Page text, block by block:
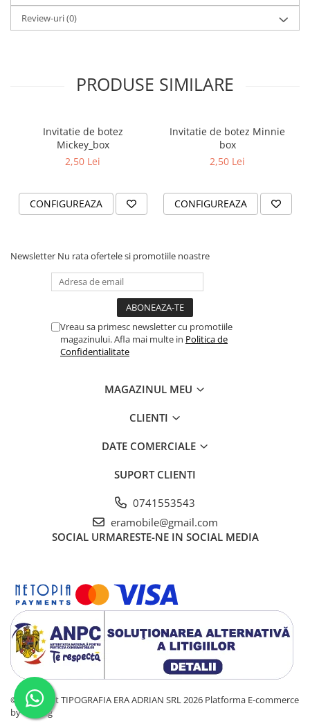
Review-uri(0)
PRODUSE SIMILARE
Invitatie de botez
Mickey_box
2,50 Lei
CONFIGUREAZA
Invitatie de botez Minnie
box
2,50 Lei
CONFIGUREAZA
Newsletter Nu rata ofertele si promotiile noastre
Vreau sa primesc newsletter cu promotiile
magazinului. Afla mai multe in Politica de
Confidentialitate
MAGAZINUL MEU
CLIENTI
DATE COMERCIALE
SUPORT CLIENTI
0741553543
eramobile@gmail.com
SOCIAL URMARESTE-NE IN SOCIAL MEDIA
©Copyright TIPOGRAFIA ERA ADRIAN SRL 2026 Platforma E-commerce
by Gomag